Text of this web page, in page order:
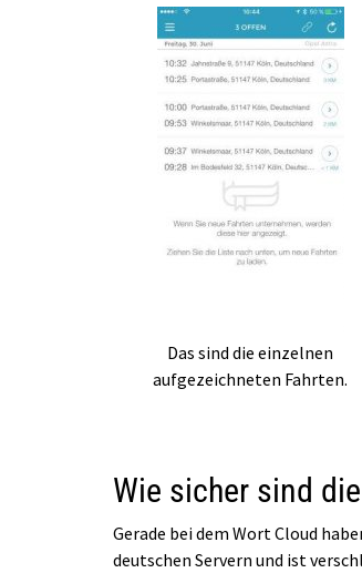
Das sind die einzelnen
aufgezeichneten Fahrten.
Wie sicher sind
Gerade bei dem Wort Cloud
deutschen Servern und ist